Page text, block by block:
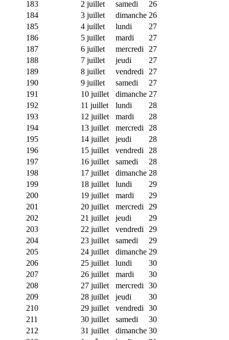
183
2 juillet samedi
26
184
3 juillet dimanche 26
185
4 juillet lundi
27
186
5 juillet mardi
27
187
6 juillet mercredi
27
188
7 juillet jeudi
27
189
8 juillet vendredi
27
190
9 juillet samedi
27
191
10 juillet dimanche 27
192
11 juillet lundi
28
193
12 juillet mardi
28
194
13 juillet mercredi
28
195
14 juillet jeudi
28
196
15 juillet vendredi
28
197
16 juillet samedi
28
198
17 juillet dimanche 28
199
18 juillet lundi
29
200
19 juillet mardi
29
201
20 juillet mercredi
29
202
21 juillet jeudi
29
203
22 juillet vendredi
29
204
23 juillet samedi
29
205
24 juillet dimanche 29
206
25 juillet lundi
30
207
26 juillet mardi
30
208
27 juillet mercredi
30
209
28 juillet jeudi
30
210
29 juillet vendredi
30
211
30 juillet samedi
30
212
31 juillet dimanche 30